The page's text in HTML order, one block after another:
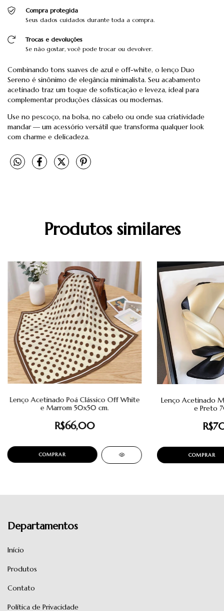
Compra protegida
Seus dados cuidados durante toda a compra.
Trocas e devoluções
Se não gostar, você pode trocar ou devolver.
Combinando tons suaves de azul e off-white, o lenço Duo
Sereno é sinônimo de elegância minimalista. Seu acabamento
acetinado traz um toque de sofisticação e leveza, ideal para
complementar produções clássicas ou modernas.
Use no pescoço, na bolsa, no cabelo ou onde sua criatividade
mandar — um acessório versátil que transforma qualquer look
com charme e delicadeza.
Produtos similares
Lenço Acetinado Poá Clássico Off White
e Marrom 50x50 cm.
R$66,00
Lenço Acetinado
e Preto
Departamentos
Início
Produtos
Contato
Política de Privacidade